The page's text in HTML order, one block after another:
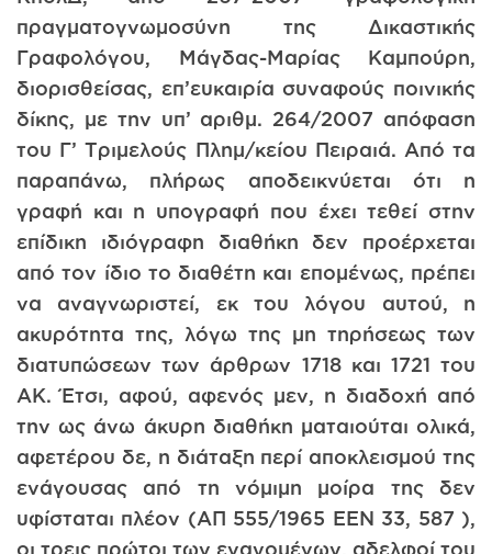
πραγματογνωμοσύνη της Δικαστικής
Γραφολόγου, Μάγδας-Μαρίας Καμπούρη,
διορισθείσας, επ’ευκαιρία συναφούς ποινικής
δίκης, με την υπ’ αριθμ. 264/2007 απόφαση
του Γ’ Τριμελούς Πλημ/κείου Πειραιά. Από τα
παραπάνω, πλήρως αποδεικνύεται ότι η
γραφή και η υπογραφή που έχει τεθεί στην
επίδικη ιδιόγραφη διαθήκη δεν προέρχεται
από τον ίδιο το διαθέτη και επομένως, πρέπει
να αναγνωριστεί, εκ του λόγου αυτού, η
ακυρότητα της, λόγω της μη τηρήσεως των
διατυπώσεων των άρθρων 1718 και 1721 του
ΑΚ. Έτσι, αφού, αφενός μεν, η διαδοχή από
την ως άνω άκυρη διαθήκη ματαιούται ολικά,
αφετέρου δε, η διάταξη περί αποκλεισμού της
ενάγουσας από τη νόμιμη μοίρα της δεν
υφίσταται πλέον (ΑΠ 555/1965 ΕΕΝ 33, 587 ),
οι τρεις πρώτοι των εναγομένων, αδελφοί του